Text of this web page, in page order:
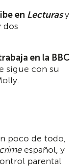
en Lecturasy
dos
en la BBC
sigue con su
poco de todo,
español, y
parental